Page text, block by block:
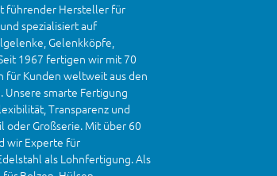
führender Hersteller für
spezialisiert auf
Gelenkköpfe,
1967 fertigen wir mit 70
für Kunden weltweit aus den
smarte Fertigung
Transparenz und
oder Großserie. Mit über 60
wir Experte für
als Lohnfertigung. Als